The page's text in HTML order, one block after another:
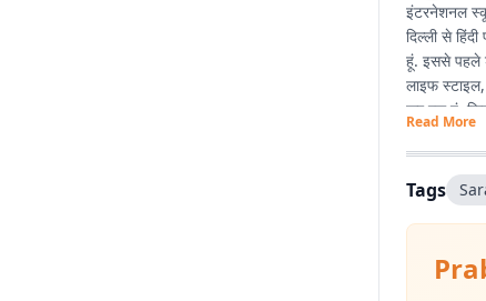
इंटरनेशनल
दिल्ली से
हूं. इससे पहले
लाइफ
कर रहा हूं.
Read More
Tags